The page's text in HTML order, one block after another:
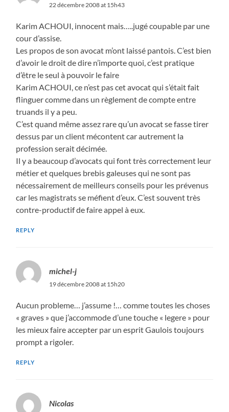
22 décembre 2008 at 15h43
Karim ACHOUI, innocent mais…..jugé coupable par une
cour d’assise.
Les propos de son avocat m’ont laissé pantois. C’est bien
d’avoir le droit de dire n’importe quoi, c’est pratique
d’être le seul à pouvoir le faire
Karim ACHOUI, ce n’est pas cet avocat qui s’était fait
flinguer comme dans un règlement de compte entre
truands il y a peu.
C’est quand même assez rare qu’un avocat se fasse tirer
dessus par un client mécontent car autrement la
profession serait décimée.
Il y a beaucoup d’avocats qui font très correctement leur
métier et quelques brebis galeuses qui ne sont pas
nécessairement de meilleurs conseils pour les prévenus
car les magistrats se méfient d’eux. C’est souvent très
contre-productif de faire appel à eux.
REPLY
michel-j
19 décembre 2008 at 15h20
Aucun probleme… j’assume !… comme toutes les choses
« graves » que j’accommode d’une touche « legere » pour
les mieux faire accepter par un esprit Gaulois toujours
prompt a rigoler.
REPLY
Nicolas